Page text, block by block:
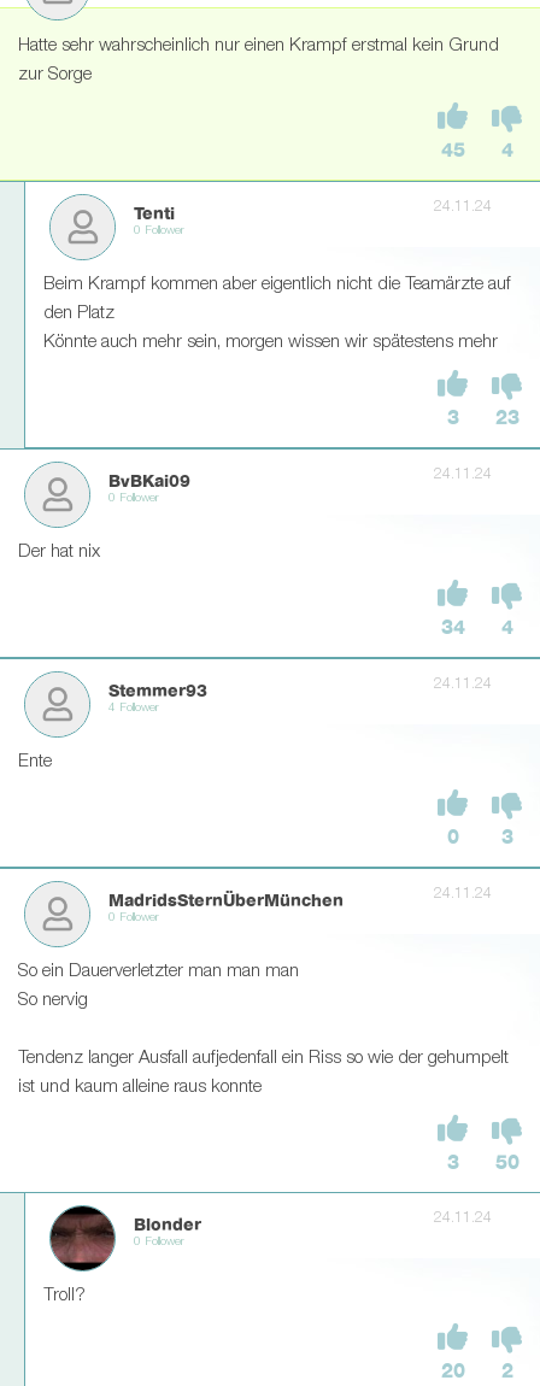
Hatte sehr wahrscheinlich nur einen Krampf erstmal kein Grund
zur Sorge
45 4
Tenti
0 Follower
24.11.24
Beim Krampf kommen aber eigentlich nicht die Teamärzte auf
den Platz
Könnte auch mehr sein, morgen wissen wir spätestens mehr
3 23
BvBKai09
0 Follower
24.11.24
Der hat nix
34 4
Stemmer93
4 Follower
24.11.24
Ente
0 3
MadridsSternÜberMünchen
0 Follower
24.11.24
So ein Dauerverletzter man man man
So nervig
Tendenz langer Ausfall aufjedenfall ein Riss so wie der gehumpelt
ist und kaum alleine raus konnte
3 50
Blonder
0 Follower
24.11.24
Troll?
20 2